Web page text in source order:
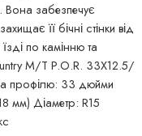
Вона забезпечує
її бічні стінки від
по камінню та
M/T P.O.R. 33X12.5/
профілю: 33 дюйми
мм) Діаметр: R15